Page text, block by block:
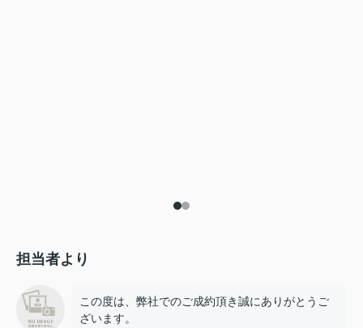
担当者より
この度は、弊社でのご成約頂き誠にありがとうご
ざいます。